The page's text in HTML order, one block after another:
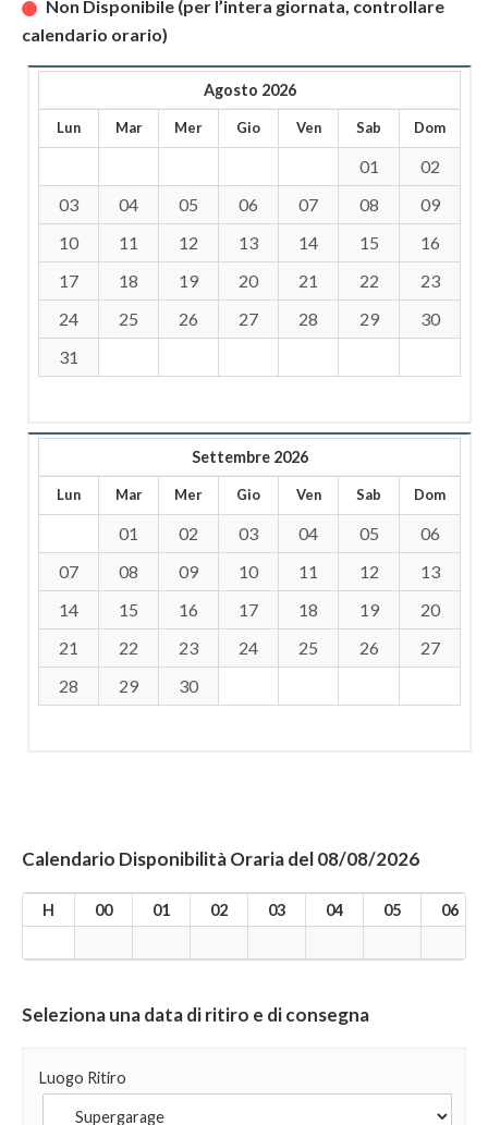
Non Disponibile (per l’intera giornata, controllare
calendario orario)
Agosto 2026
Lun Mar Mer Gio Ven Sab Dom
01
02
03
04 05 06 07 08
09
10
11 12 13 14 15
16
17
18 19 20 21 22
23
24
25 26 27 28 29
30
31
Settembre 2026
Lun Mar Mer Gio Ven Sab Dom
01 02 03 04 05
06
07
08 09 10 11 12
13
14
15 16 17 18 19
20
21
22 23 24 25 26
27
28
29 30
Calendario Disponibilità Oraria del 08/08/2026
H 00 01 02 03 04 05 06
Seleziona una data di ritiro e di consegna
Luogo Ritiro